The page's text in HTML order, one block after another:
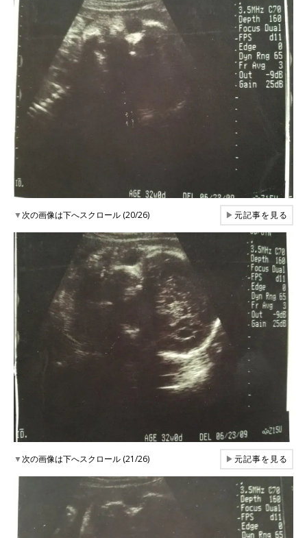
▼次の画像は下へスクロール (20/26) ▶元記事を見る
▼次の画像は下へスクロール (21/26) ▶元記事を見る